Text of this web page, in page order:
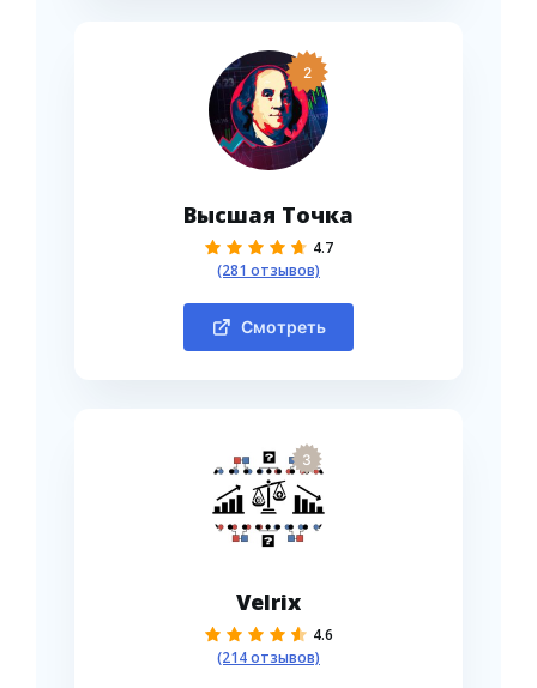
2
Высшая Точка
4.7
(281 отзывов)
Смотреть
3
Velrix
4.6
(214 отзывов)